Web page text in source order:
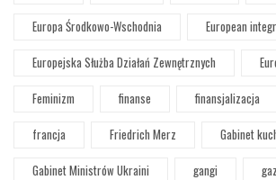
Europa Środkowo-Wschodnia
European
Europejska Służba Działań Zewnętrznych
Feminizm
finanse finansjalizacja
francja
Friedrich Merz
Gabinet
Gabinet Ministrów Ukraini
gangi gaz